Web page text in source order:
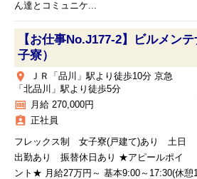
ん達とコミュニケ...
【お仕事No.J177-2】ビルメン
子寮）
place
ＪＲ「品川」駅より徒歩10分 京急
「北品川」駅より徒歩5分
money 月給 270,000円
assignment_ind 正社員
フレックス制 女子寮(戸建て)あり 土日
出勤あり 振替休日あり ★アピールポイ
ント★ 月給27万円～ 基本9:00～17:30(休憩